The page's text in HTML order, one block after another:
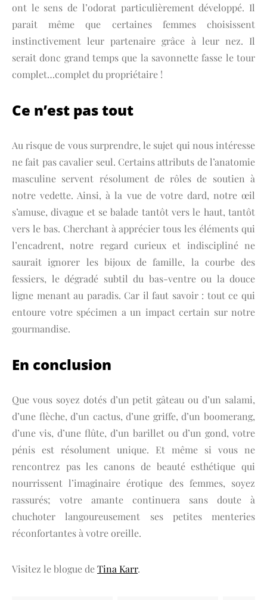
ont le sens de l’odorat particulièrement développé. Il
parait même que certaines femmes choisissent
instinctivement leur partenaire grâce à leur nez. Il
serait donc grand temps que la savonnette fasse le tour
complet…complet du propriétaire !
Ce n’est pas tout
Au risque de vous surprendre, le sujet qui nous intéresse
ne fait pas cavalier seul. Certains attributs de l’anatomie
masculine servent résolument de rôles de soutien à
notre vedette. Ainsi, à la vue de votre dard, notre œil
s’amuse, divague et se balade tantôt vers le haut, tantôt
vers le bas. Cherchant à apprécier tous les éléments qui
l’encadrent, notre regard curieux et indiscipliné ne
saurait ignorer les bijoux de famille, la courbe des
fessiers, le dégradé subtil du bas-ventre ou la douce
ligne menant au paradis. Car il faut savoir : tout ce qui
entoure votre spécimen a un impact certain sur notre
gourmandise.
En conclusion
Que vous soyez dotés d’un petit gâteau ou d’un salami,
d’une flèche, d’un cactus, d’une griffe, d’un boomerang,
d’une vis, d’une flûte, d’un barillet ou d’un gond, votre
pénis est résolument unique. Et même si vous ne
rencontrez pas les canons de beauté esthétique qui
nourrissent l’imaginaire érotique des femmes, soyez
rassurés; votre amante continuera sans doute à
chuchoter langoureusement ses petites menteries
réconfortantes à votre oreille.
Visitez le blogue deTina Karr.